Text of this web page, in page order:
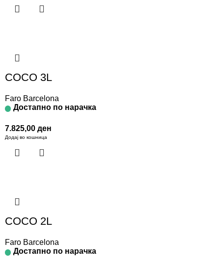
COCO 3L
Faro Barcelona
Достапно по нарачка
7.825,00 ден
Додај во кошница
COCO 2L
Faro Barcelona
Достапно по нарачка